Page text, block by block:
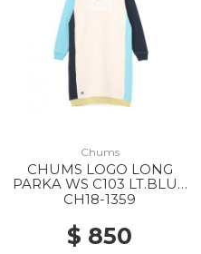
Chums
CHUMS LOGO LONG
PARKA WS C103 LT.BLUE
CRAZY
CH18-1359
$ 850